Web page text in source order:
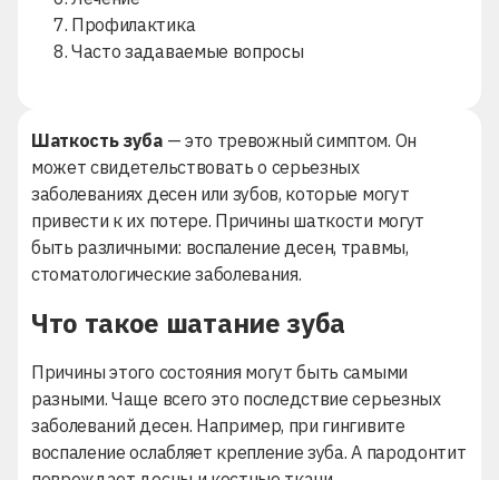
7. Профилактика
8. Часто задаваемые вопросы
Шаткость зуба— это тревожный симптом. Он
может свидетельствовать о серьезных
заболеваниях десен или зубов, которые могут
привести к их потере. Причины шаткости могут
быть различными: воспаление десен, травмы,
стоматологические заболевания.
Что такое шатание зуба
Причины этого состояния могут быть самыми
разными. Чаще всего это последствие серьезных
заболеваний десен. Например, при гингивите
воспаление ослабляет крепление зуба. А пародонтит